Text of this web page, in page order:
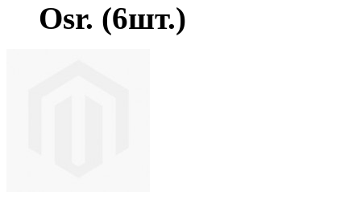
Osr. (6шт.)